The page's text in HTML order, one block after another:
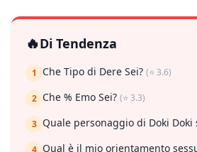
🔥Di Tendenza
1 Che Tipo di Dere Sei? (⭐ 3.6)
2 Che % Emo Sei? (⭐ 3.3)
3 Quale personaggio di Doki Doki
Qual è il mio orientamento